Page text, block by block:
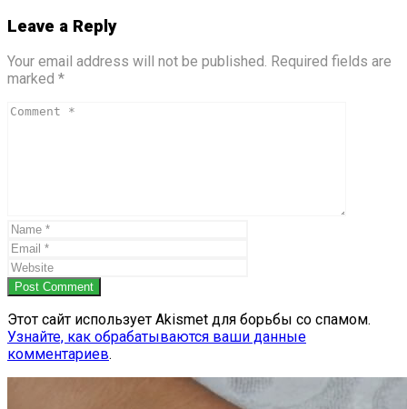
Leave a Reply
Your email address will not be published. Required fields are
marked *
Post Comment
Этот сайт использует Akismet для борьбы со спамом.
Узнайте, как обрабатываются ваши данные
комментариев.